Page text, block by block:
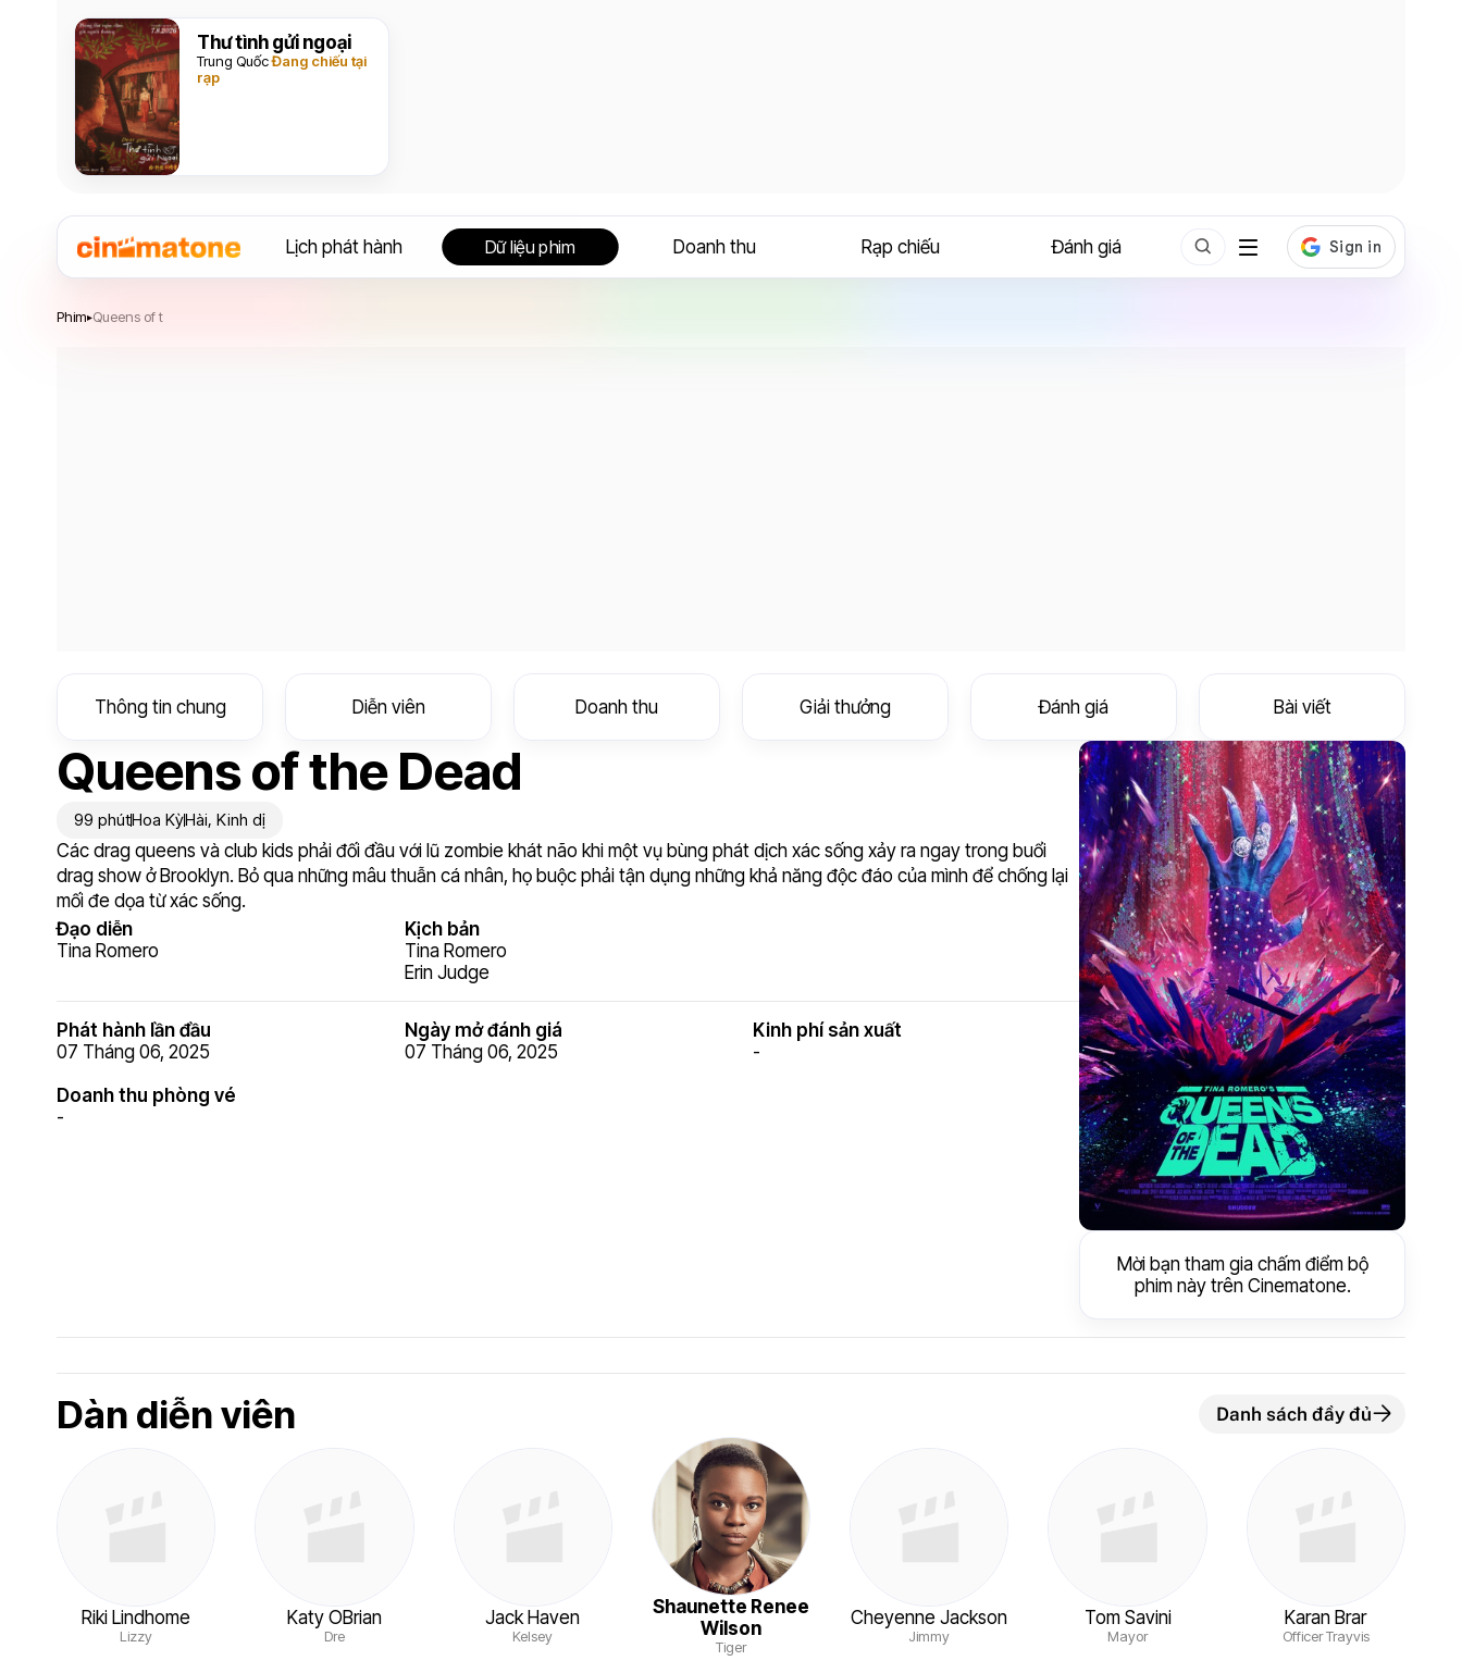
Thư tình gửi ngoại
Trung QuốcĐang chiếu tại
rạp
Lịch phát hành Dữ liệu phim Doanh thu Rạp chiếu Đánh giá
Phim▸Queens of t
Thông tin chung Diễn viên Doanh thu Giải thưởng Đánh giá Bài viết
Queens of the Dead
99 phútHoa KỳHài, Kinh dị
Các drag queens và club kids phải đối đầu với lũ zombie khát não khi một vụ bùng phát dịch xác sống xảy ra ngay trong buổi
drag show ở Brooklyn. Bỏ qua những mâu thuẫn cá nhân, họ buộc phải tận dụng những khả năng độc đáo của mình để chống lại
mối đe dọa từ xác sống.
Đạo diễn
Tina Romero
Kịch bản
Tina Romero
Erin Judge
Phát hành lần đầu
07 Tháng 06, 2025
Ngày mở đánh giá
07 Tháng 06, 2025
Kinh phí sản xuất
-
Doanh thu phòng vé
-
Mời bạn tham gia chấm điểm bộ
phim này trên Cinematone.
Dàn diễn viên Danh sách đầy đủ
Riki Lindhome
Lizzy
Katy OBrian
Dre
Jack Haven
Kelsey
Shaunette Renee
Wilson
Tiger
Cheyenne Jackson
Jimmy
Tom Savini
Mayor
Karan Brar
Officer Trayvis